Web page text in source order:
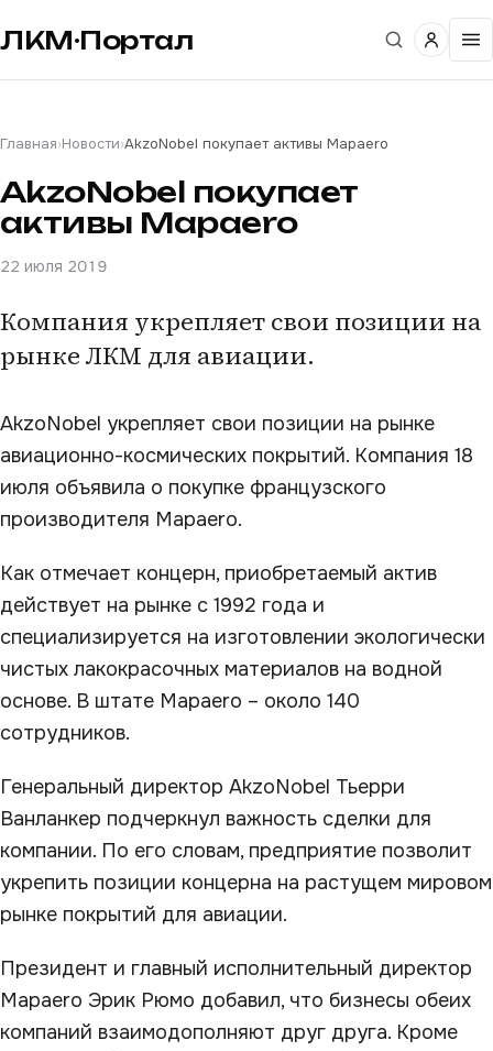
ЛКМ·Портал
Главная›Новости›AkzoNobel покупает активы Mapaero
AkzoNobel покупает
активы Mapaero
22 июля 2019
Компания укрепляет свои позиции на
рынке ЛКМ для авиации.
AkzoNobel укрепляет свои позиции на рынке
авиационно-космических покрытий. Компания 18
июля объявила о покупке французского
производителя Mapaero.
Как отмечает концерн, приобретаемый актив
действует на рынке с 1992 года и
специализируется на изготовлении экологически
чистых лакокрасочных материалов на водной
основе. В штате Mapaero – около 140
сотрудников.
Генеральный директор AkzoNobel Тьерри
Ванланкер подчеркнул важность сделки для
компании. По его словам, предприятие позволит
укрепить позиции концерна на растущем мировом
рынке покрытий для авиации.
Президент и главный исполнительный директор
Mapaero Эрик Рюмо добавил, что бизнесы обеих
компаний взаимодополняют друг друга. Кроме